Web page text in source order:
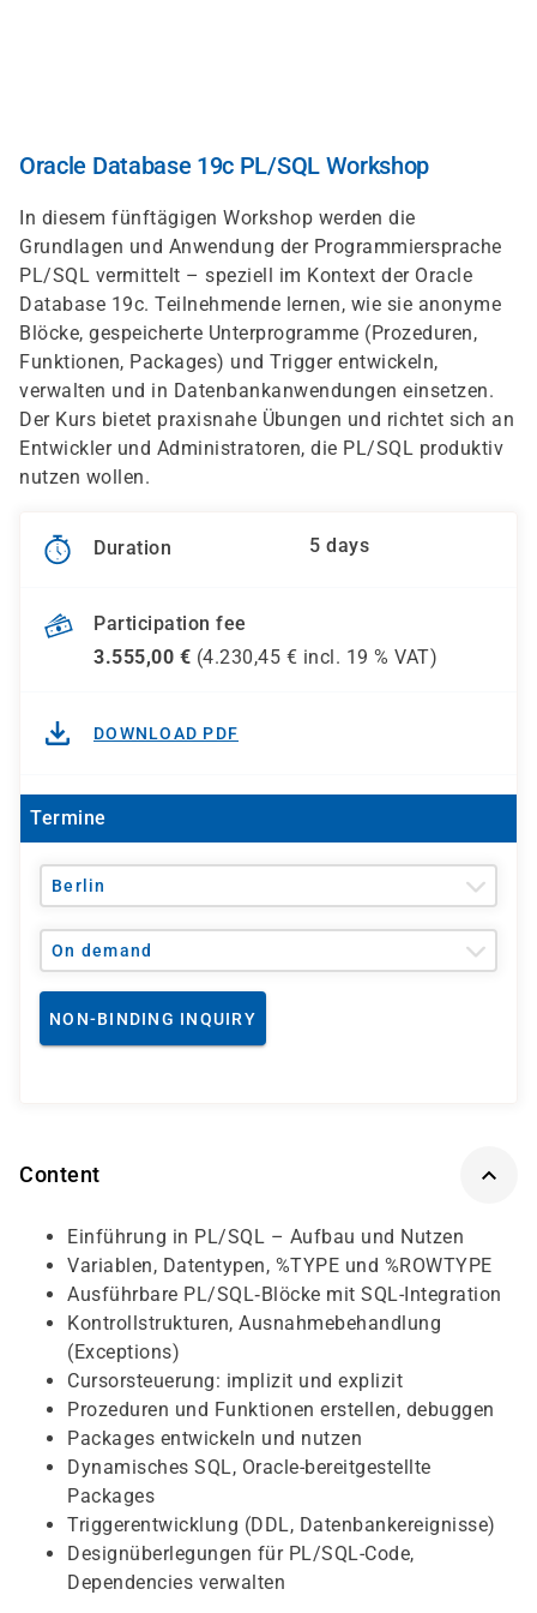
Oracle Database 19c PL/SQL Workshop
In diesem fünftägigen Workshop werden die
Grundlagen und Anwendung der Programmiersprache
PL/SQL vermittelt – speziell im Kontext der Oracle
Database 19c. Teilnehmende lernen, wie sie anonyme
Blöcke, gespeicherte Unterprogramme (Prozeduren,
Funktionen, Packages) und Trigger entwickeln,
verwalten und in Datenbankanwendungen einsetzen.
Der Kurs bietet praxisnahe Übungen und richtet sich an
Entwickler und Administratoren, die PL/SQL produktiv
nutzen wollen.
Duration 5 days
Participation fee
3.555,00 € (4.230,45 € incl. 19 % VAT)
DOWNLOAD PDF
Termine
Berlin
On demand
NON-BINDING INQUIRY
Content
Einführung in PL/SQL – Aufbau und Nutzen
Variablen, Datentypen, %TYPE und %ROWTYPE
Ausführbare PL/SQL‐Blöcke mit SQL-Integration
Kontrollstrukturen, Ausnahmebehandlung
(Exceptions)
Cursorsteuerung: implizit und explizit
Prozeduren und Funktionen erstellen, debuggen
Packages entwickeln und nutzen
Dynamisches SQL, Oracle-bereitgestellte
Packages
Triggerentwicklung (DDL, Datenbankereignisse)
Designüberlegungen für PL/SQL-Code,
Dependencies verwalten